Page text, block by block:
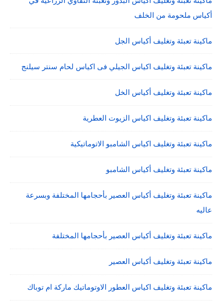
أكياس ملحومة من الخلف
ماكينة تعبئة وتغليف أكياس الجل
ماكينة تعبئة وتغليف اكياس الجيلي فى اكياس لحام سنتر سيلنج
ماكينة تعبئة وتغليف أكياس الخل
ماكينة تعبئة وتغليف اكياس الزيوت العطرية
ماكينة تعبئة وتغليف اكياس الشامبو الاتوماتيكية
ماكينة تعبئة وتغليف أكياس الشامبو
ماكينة تعبئة وتغليف أكياس العصير بأحجامها المختلفة وبسرعة
عاليه
ماكينة تعبئة وتغليف أكياس العصير بأحجامها المختلفة
ماكينة تعبئة وتغليف أكياس العصير
ماكينة تعبئة وتغليف اكياس العطور الاوتوماتيك ماركة ام توباك